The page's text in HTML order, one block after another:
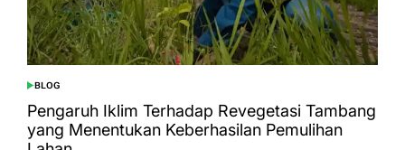
POSTED
IN
BLOG
Pengaruh Iklim Terhadap Revegetasi Tambang
yang Menentukan Keberhasilan Pemulihan